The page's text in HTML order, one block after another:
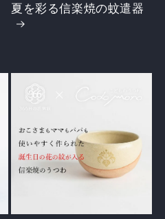
夏を彩る信楽焼の蚊遣器